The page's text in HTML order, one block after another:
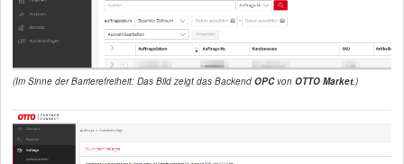
(Im Sinne der Barrierefreiheit: Das Bild zeigt das Backend OPCvon OTTO Market.)